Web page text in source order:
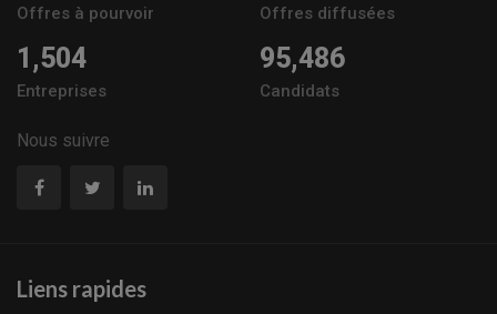
Offres à pourvoir Offres diffusées
1,504
Entreprises
95,486
Candidats
Nous suivre
Liens rapides